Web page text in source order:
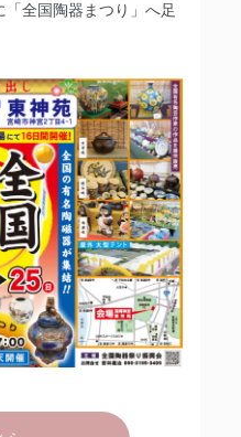
全国陶器まつり」へ足